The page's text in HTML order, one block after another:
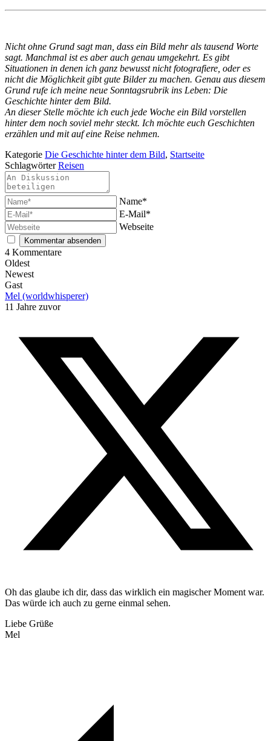
Nicht ohne Grund sagt man, dass ein Bild mehr als tausend Worte
sagt. Manchmal ist es aber auch genau umgekehrt. Es gibt
Situationen in denen ich ganz bewusst nicht fotografiere, oder es
nicht die Möglichkeit gibt gute Bilder zu machen. Genau aus diesem
Grund rufe ich meine neue Sonntagsrubrik ins Leben: Die
Geschichte hinter dem Bild.
An dieser Stelle möchte ich euch jede Woche ein Bild vorstellen
hinter dem noch soviel mehr steckt. Ich möchte euch Geschichten
erzählen und mit auf eine Reise nehmen.
Kategorie Die Geschichte hinter dem Bild, Startseite
SchlagwörterReisen
Name*
E-Mail*
Webseite
4 Kommentare
Oldest
Newest
Gast
Mel (worldwhisperer)
11 Jahre zuvor
Oh das glaube ich dir, dass das wirklich ein magischer Moment war.
Das würde ich auch zu gerne einmal sehen.
Liebe Grüße
Mel